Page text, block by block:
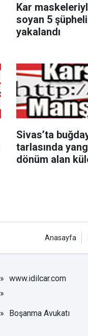
Kar
soyan 5 şüpheli
yakalandı
Sivas’ta
tarlasında
dönüm alan
Anasayfa
www.idilcar.com
Boşanma Avukatı